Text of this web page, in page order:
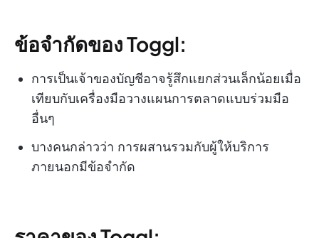
ข้อจำกัดของ Toggl:
การเป็นเจ้าของบัญชีอาจรู้สึกแยกส่วนเล็กน้อยเมื่อ
เทียบกับเครื่องมือวางแผนการตลาดแบบร่วมมือ
อื่นๆ
บางคนกล่าวว่า การผสานรวมกับผู้ให้บริการ
ภายนอกมีข้อจำกัด